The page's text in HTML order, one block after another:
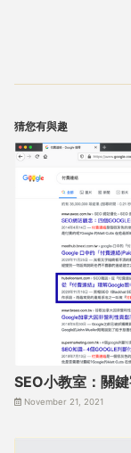
猜您有與趣
SEO小教室：關
November 21, 2021